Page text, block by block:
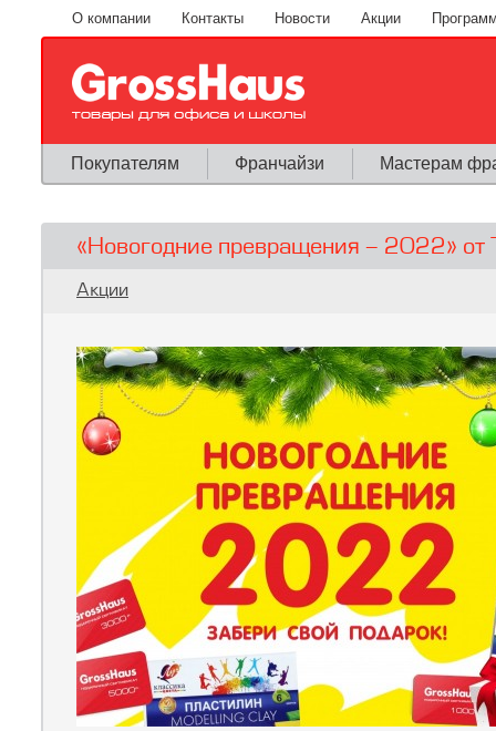
Перейти к основному содержанию
О компании Контакты Новости Акции
Покупателям Франчайзи Мастерам
«Новогодние превращения - 2022» от
Вы здесь
Акции